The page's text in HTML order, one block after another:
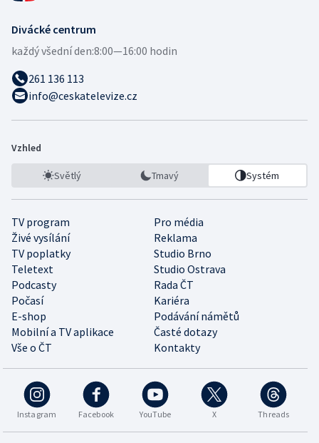
Divácké centrum
každý všední den:8:00—16:00 hodin
261 136 113
info@ceskatelevize.cz
Vzhled
Světlý Tmavý Systém
TV program
Pro média
Živé vysílání
Reklama
TV poplatky
Studio Brno
Teletext
Studio Ostrava
Podcasty
Rada ČT
Počasí
Kariéra
E-shop
Podávání námětů
Mobilní a TV aplikace
Časté dotazy
Vše o ČT
Kontakty
Instagram Facebook YouTube X Threads